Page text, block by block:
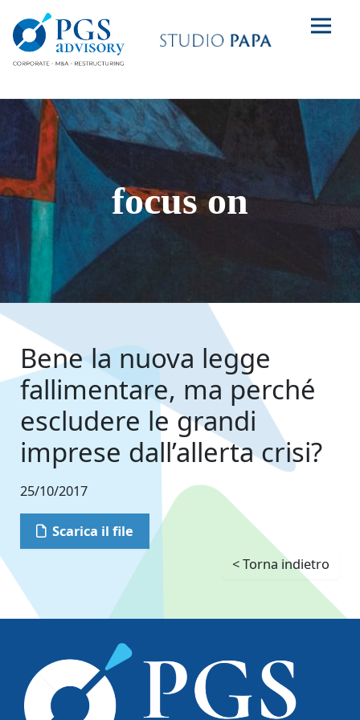
focus on
Bene la nuova legge
fallimentare, ma perché
escludere le grandi
imprese dall’allerta crisi?
25/10/2017
Scarica il file
< Torna indietro